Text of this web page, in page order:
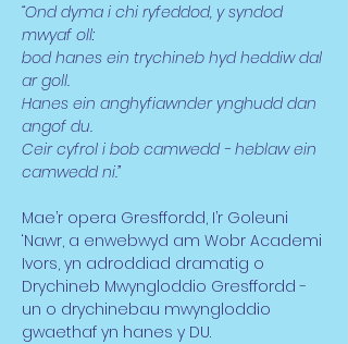
“Ond dyma i chi ryfeddod, y syndod
mwyaf oll:
bod hanes ein trychineb hyd heddiw dal
ar goll.
Hanes ein anghyfiawnder ynghudd dan
angof du.
Ceir cyfrol i bob camwedd - heblaw ein
camwedd ni.”
Mae’r opera Gresffordd, I’r Goleuni
‘Nawr, a enwebwyd am Wobr Academi
Ivors, yn adroddiad dramatig o
Drychineb Mwyngloddio Gresffordd -
un o drychinebau mwyngloddio
gwaethaf yn hanes y DU.